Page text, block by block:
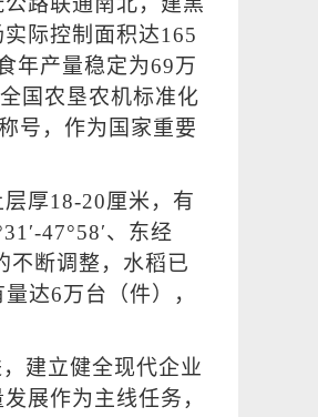
际控制面积达165
年产量稳定为69万
国农垦农机标准化
号，作为国家重要
厚18-20厘米，有
47°58′、东经
不断调整，水稻已
达6万台（件），
建立健全现代企业
展作为主线任务，